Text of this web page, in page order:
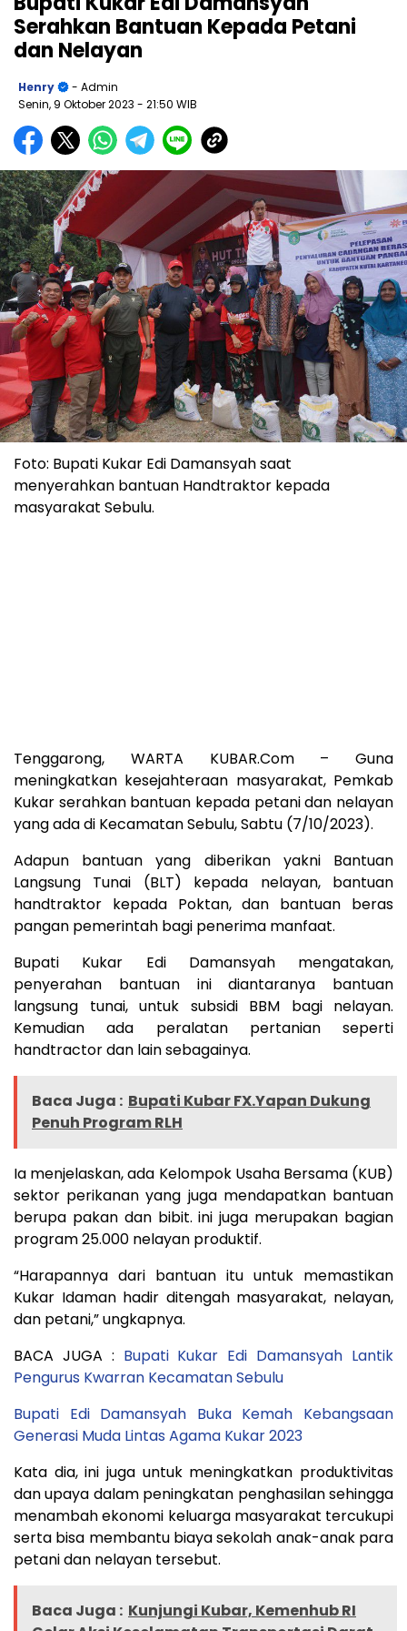
Serahkan Bantuan Kepada Petani
dan Nelayan
Henry
- Admin
Senin, 9 Oktober 2023 - 21:50 WIB
Foto: Bupati Kukar Edi Damansyah saat
menyerahkan bantuan Handtraktor kepada
masyarakat Sebulu.
Tenggarong, WARTA KUBAR.Com – Guna
meningkatkan kesejahteraan masyarakat, Pemkab
Kukar serahkan bantuan kepada petani dan nelayan
yang ada di Kecamatan Sebulu, Sabtu (7/10/2023).
Adapun bantuan yang diberikan yakni Bantuan
Langsung Tunai (BLT) kepada nelayan, bantuan
handtraktor kepada Poktan, dan bantuan beras
pangan pemerintah bagi penerima manfaat.
Bupati Kukar Edi Damansyah mengatakan,
penyerahan bantuan ini diantaranya bantuan
langsung tunai, untuk subsidi BBM bagi nelayan.
Kemudian ada peralatan pertanian seperti
handtractor dan lain sebagainya.
Baca Juga : Bupati Kubar FX.Yapan Dukung
Penuh Program RLH
Ia menjelaskan, ada Kelompok Usaha Bersama (KUB)
sektor perikanan yang juga mendapatkan bantuan
berupa pakan dan bibit. ini juga merupakan bagian
program 25.000 nelayan produktif.
“Harapannya dari bantuan itu untuk memastikan
Kukar Idaman hadir ditengah masyarakat, nelayan,
dan petani,” ungkapnya.
BACA JUGA : Bupati Kukar Edi Damansyah Lantik
Pengurus Kwarran Kecamatan Sebulu
Bupati Edi Damansyah Buka Kemah Kebangsaan
Generasi Muda Lintas Agama Kukar 2023
Kata dia, ini juga untuk meningkatkan produktivitas
dan upaya dalam peningkatan penghasilan sehingga
menambah ekonomi keluarga masyarakat tercukupi
serta bisa membantu biaya sekolah anak-anak para
petani dan nelayan tersebut.
Baca Juga : Kunjungi Kubar, Kemenhub RI